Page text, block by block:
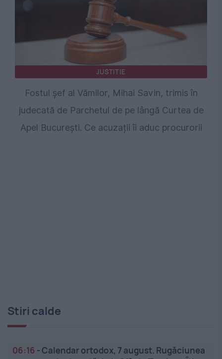
JUSTITIE
Fostul șef al Vămilor, Mihai Savin, trimis în
judecată de Parchetul de pe lângă Curtea de
Apel București. Ce acuzații îi aduc procurorii
Stiri calde
06:16 -Calendar ortodox, 7 august. Rugăciunea